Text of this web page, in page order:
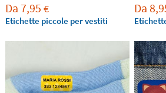
Da7,95 €
Etichette piccole per vestiti
Da